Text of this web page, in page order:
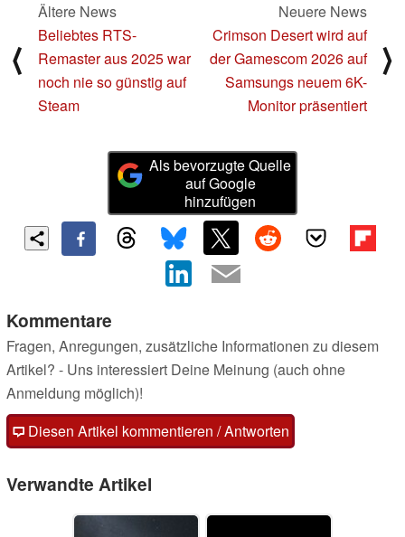
⟨
Ältere News
Beliebtes RTS-
Remaster aus 2025 war
noch nie so günstig auf
Steam
Neuere News
Crimson Desert wird auf
der Gamescom 2026 auf
Samsungs neuem 6K-
Monitor präsentiert
⟩
Als bevorzugte Quelle
auf Google
hinzufügen
Kommentare
Fragen, Anregungen, zusätzliche Informationen zu diesem
Artikel? - Uns interessiert Deine Meinung (auch ohne
Anmeldung möglich)!
Diesen Artikel kommentieren / Antworten
Verwandte Artikel